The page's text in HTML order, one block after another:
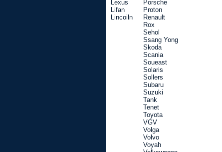
Lexus
Lifan
Lincoiln
Porsche
Proton
Renault
Rox
Sehol
Ssang Yong
Skoda
Scania
Soueast
Solaris
Sollers
Subaru
Suzuki
Tank
Tenet
Toyota
VGV
Volga
Volvo
Voyah